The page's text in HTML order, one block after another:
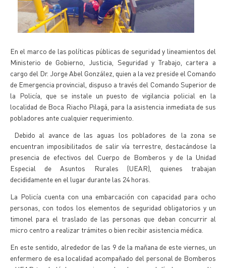
En el marco de las políticas públicas de seguridad y lineamientos del
Ministerio de Gobierno, Justicia, Seguridad y Trabajo, cartera a
cargo del Dr. Jorge Abel González, quien a la vez preside el Comando
de Emergencia provincial, dispuso a través del Comando Superior de
la Policía, que se instale un puesto de vigilancia policial en la
localidad de Boca Riacho Pilagá, para la asistencia inmediata de sus
pobladores ante cualquier requerimiento.
Debido al avance de las aguas los pobladores de la zona se
encuentran imposibilitados de salir vía terrestre, destacándose la
presencia de efectivos del Cuerpo de Bomberos y de la Unidad
Especial de Asuntos Rurales (UEAR), quienes trabajan
decididamente en el lugar durante las 24 horas.
La Policía cuenta con una embarcación con capacidad para ocho
personas, con todos los elementos de seguridad obligatorios y un
timonel para el traslado de las personas que deban concurrir al
micro centro a realizar trámites o bien recibir asistencia médica.
En este sentido, alrededor de las 9 de la mañana de este viernes, un
enfermero de esa localidad acompañado del personal de Bomberos